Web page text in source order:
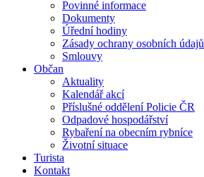
Povinné informace
Dokumenty
Úřední hodiny
Zásady ochrany osobních údajů
Smlouvy
Občan
Aktuality
Kalendář akcí
Příslušné oddělení Policie ČR
Odpadové hospodářství
Rybaření na obecním rybníce
Životní situace
Turista
Kontakt